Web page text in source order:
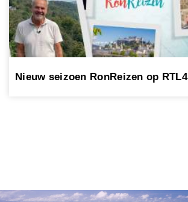
Nieuw seizoen RonReizen op RTL4